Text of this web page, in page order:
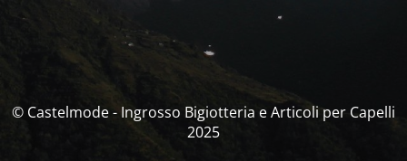
© Castelmode - Ingrosso Bigiotteria e Articoli per Capelli
2025